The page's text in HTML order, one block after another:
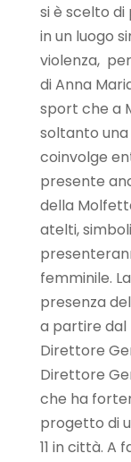
si è scelto
in un luogo
violenza,
di Anna
sport che a
soltanto
coinvolge
presente
della
atelti,
femminile.
presenza
a partire dal
Direttore
Direttore
che ha
progetto di
11 in città. A